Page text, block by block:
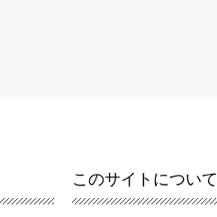
このサイトについて